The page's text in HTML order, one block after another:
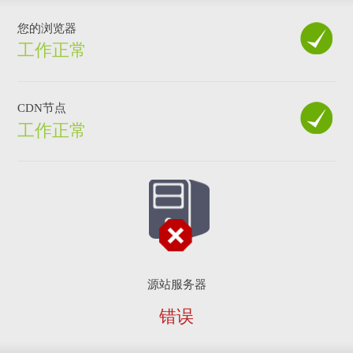
您的浏览器
工作正常
CDN节点
工作正常
源站服务器
错误